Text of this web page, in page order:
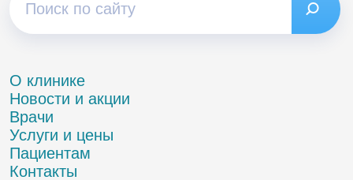
О клинике
Новости и акции
Врачи
Услуги и цены
Пациентам
Контакты